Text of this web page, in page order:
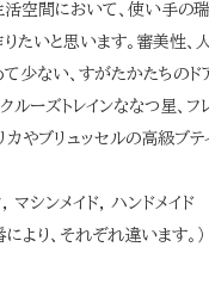
空間において、使い手の
たいと思います。審美性、
少ない、すがたかたちのド
ーズトレインななつ星、フ
やブリュッセルの高級ブテ
マシンメイド, ハンドメイド
より、それぞれ違います。）